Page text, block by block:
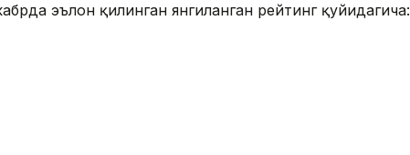
эълон қилинган янгиланган рейтинг қуйидагича: